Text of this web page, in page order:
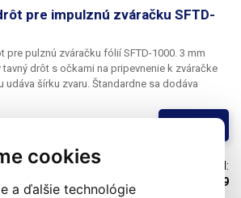
cookies
a ďalšie technológie
pre impulznú zváračku SFTD-
pre pulznú zváračku fólií SFTD-1000. 3 mm
drôt s očkami na pripevnenie k zváračke
udáva šírku zvaru. Štandardne sa dodáva
mm.
Ak máte záujem o inú šírku struny,
vždy uveďte dĺžku
oka po stred oka), dĺžka struny sa môže u
1000 mierne líšiť, preto vyrábame struny naKód:
103649